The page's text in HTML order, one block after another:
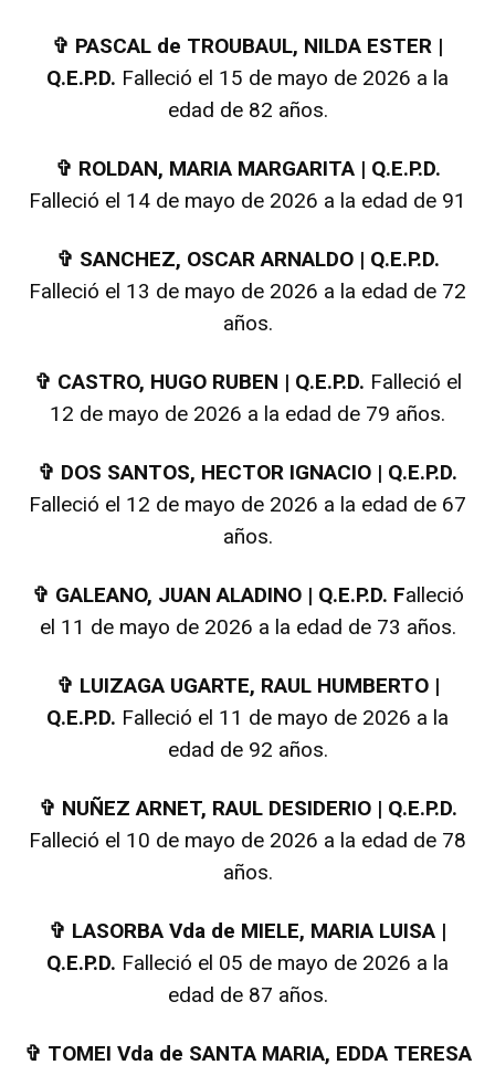
✞ PASCAL de TROUBAUL, NILDA ESTER |
Q.E.P.D. Falleció el 15 de mayo de 2026 a la
edad de 82 años.
✞ ROLDAN, MARIA MARGARITA | Q.E.P.D.
Falleció el 14 de mayo de 2026 a la edad de 91
✞ SANCHEZ, OSCAR ARNALDO | Q.E.P.D.
Falleció el 13 de mayo de 2026 a la edad de 72
años.
✞ CASTRO, HUGO RUBEN | Q.E.P.D. Falleció el
12 de mayo de 2026 a la edad de 79 años.
✞ DOS SANTOS, HECTOR IGNACIO | Q.E.P.D.
Falleció el 12 de mayo de 2026 a la edad de 67
años.
✞ GALEANO, JUAN ALADINO | Q.E.P.D. Falleció
el 11 de mayo de 2026 a la edad de 73 años.
✞ LUIZAGA UGARTE, RAUL HUMBERTO |
Q.E.P.D. Falleció el 11 de mayo de 2026 a la
edad de 92 años.
✞ NUÑEZ ARNET, RAUL DESIDERIO | Q.E.P.D.
Falleció el 10 de mayo de 2026 a la edad de 78
años.
✞ LASORBA Vda de MIELE, MARIA LUISA |
Q.E.P.D. Falleció el 05 de mayo de 2026 a la
edad de 87 años.
✞ TOMEI Vda de SANTA MARIA, EDDA TERESA